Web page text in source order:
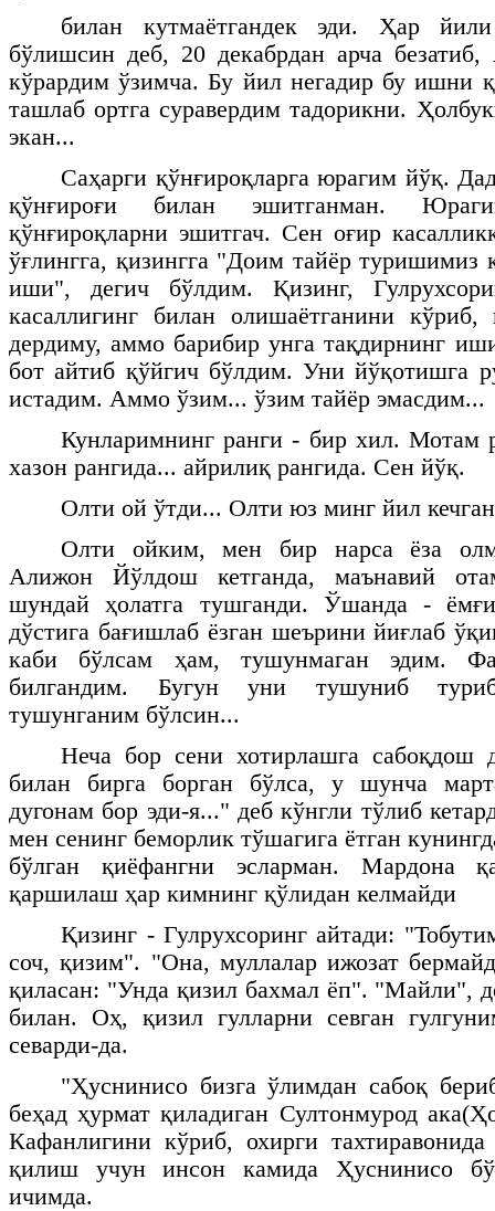
билан кутмаётгандек эди. Ҳар
бўлишсин деб, 20 декабрдан арча
кўрардим ўзимча. Бу йил негадир бу ишни
ташлаб ортга суравердим тадорикни.
экан...
Саҳарги қўнғироқларга юрагим йўқ.
қўнғироғи билан эшитганман.
қўнғироқларни эшитгач. Сен оғир
ўғлингга, қизингга "Доим тайёр туришимиз
иши", дегич бўлдим. Қизинг,
касаллигинг билан олишаётганини
дердиму, аммо барибир унга тақдирнинг
бот айтиб қўйгич бўлдим. Уни йўқотишга
истадим. Аммо ўзим... ўзим тайёр эмасдим...
Кунларимнинг ранги - бир хил. Мотам
хазон рангида... айрилиқ рангида. Сен йўқ.
Олти ой ўтди... Олти юз минг йил
Олти ойким, мен бир нарса ёза
Алижон Йўлдош кетганда, маънавий
шундай ҳолатга тушганди. Ўшанда -
дўстига бағишлаб ёзган шеърини йиғлаб
каби бўлсам ҳам, тушунмаган эдим.
билгандим. Бугун уни тушуниб
тушунганим бўлсин...
Неча бор сени хотирлашга сабоқдош
билан бирга борган бўлса, у шунча
дугонам бор эди-я..." деб кўнгли тўлиб
мен сенинг беморлик тўшагига ётган
бўлган қиёфангни эсларман. Мардона
қаршилаш ҳар кимнинг қўлидан келмайди
Қизинг - Гулрухсоринг айтади:
соч, қизим". "Она, муллалар ижозат
қиласан: "Унда қизил бахмал ёп". "Майли",
билан. Оҳ, қизил гулларни севган
севарди-да.
"Ҳуснинисо бизга ўлимдан сабоқ
беҳад ҳурмат қиладиган Султонмурод
Кафанлигини кўриб, охирги
қилиш учун инсон камида Ҳуснинисо
ичимда.